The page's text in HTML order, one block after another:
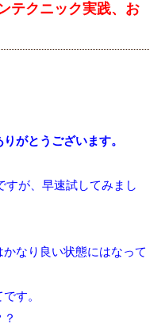
クニック実践、お
がとうございます。
が、早速試してみまし
なり良い状態にはなって
す。